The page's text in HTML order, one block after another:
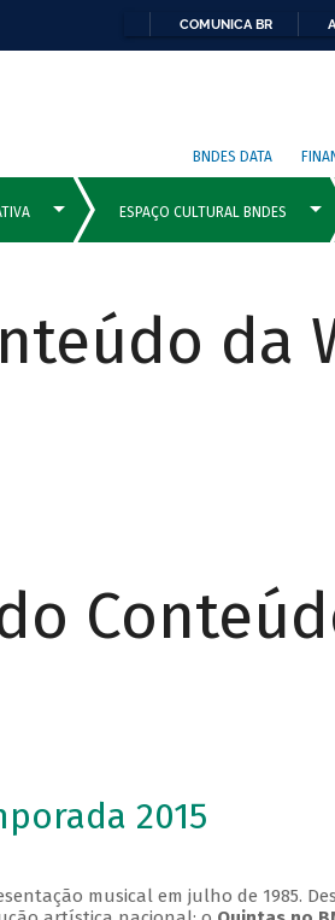
COMUNICA BR
BNDES DATA
da
2015
musical em julho de 1985.